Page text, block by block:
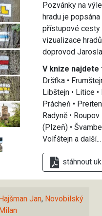
Pozvánky na
hradu je
přístupové cesty
vizualizace
doprovod
V knize najdete
Dršťka •
Libštejn • Litice •
Prácheň •
Radyně •
(Plzeň) •
Volfštejn a další...
stáhnout
Jan, Novobilský